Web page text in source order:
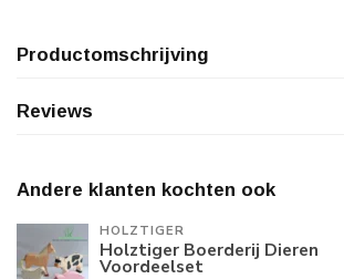
Productomschrijving
Reviews
Andere klanten kochten ook
HOLZTIGER
Holztiger Boerderij Dieren
Voordeelset